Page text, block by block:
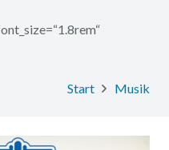
Start Musik